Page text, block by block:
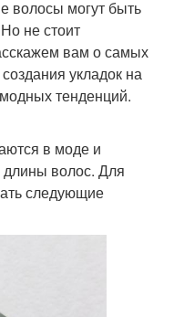
волосы могут быть
не стоит
вам о самых
укладок на
тенденций.
в моде и
длины волос. Для
следующие